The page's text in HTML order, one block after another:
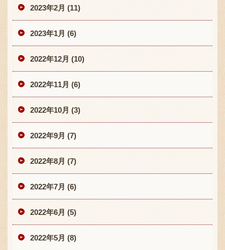
2023年2月 (11)
2023年1月 (6)
2022年12月 (10)
2022年11月 (6)
2022年10月 (3)
2022年9月 (7)
2022年8月 (7)
2022年7月 (6)
2022年6月 (5)
2022年5月 (8)